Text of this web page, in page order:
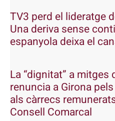
TV3 perd el lideratge
Una deriva sense
espanyola deixa el
La “dignitat” a mitges
renuncia a Girona
als càrrecs
Consell Comarcal